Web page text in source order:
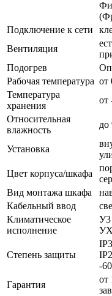
Подключение к сети
Вентиляция
Подогрев
Рабочая температура от
Температура
хранения
от
Относительная
влажность
до
Установка
Цвет корпуса/шкафа
Вид монтажа шкафа
Кабельный ввод
Климатическое
исполнение
У3
Степень защиты
-
Гарантия
от